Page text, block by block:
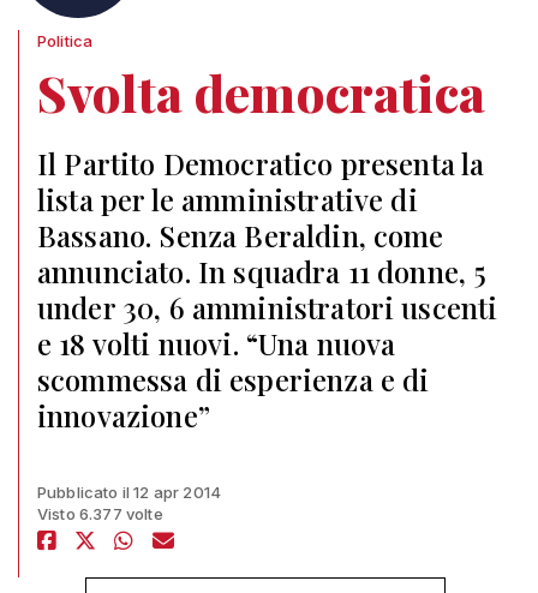
Politica
Svolta democratica
Il Partito Democratico presenta la
lista per le amministrative di
Bassano. Senza Beraldin, come
annunciato. In squadra 11 donne, 5
under 30, 6 amministratori uscenti
e 18 volti nuovi. “Una nuova
scommessa di esperienza e di
innovazione”
Pubblicato il 12 apr 2014
Visto 6.377 volte